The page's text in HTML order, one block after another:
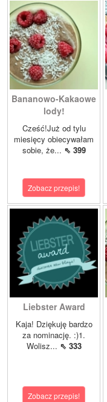
Bananowo-Kakaowe
lody!
Cześć!Już od tylu
miesięcy obiecywałam
sobie, że... ⇖ 399
Zobacz przepis!
Liebster Award
Kaja! Dziękuję bardzo
za nominację. :)1.
Wolisz... ⇖ 333
Zobacz przepis!